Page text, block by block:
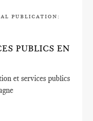
publication:
PUBLICS EN
et services publics